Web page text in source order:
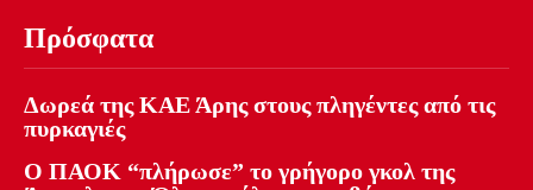
Πρόσφατα
Δωρεά της ΚΑΕ Άρης στους πληγέντες από τις
πυρκαγιές
Ο ΠΑΟΚ “πλήρωσε” το γρήγορο γκολ της